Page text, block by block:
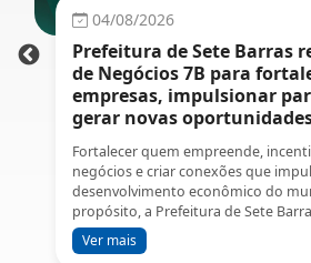
04/08/2026
Prefeitura de Sete Barras
de Negócios 7B para
empresas, impulsionar
gerar novas
Fortalecer quem empreende,
negócios e criar conexões que
desenvolvimento econômico do
propósito, a Prefeitura de Sete
Secretaria Municipal de Turismo e
Econômico, promove na próxima
Ver mais